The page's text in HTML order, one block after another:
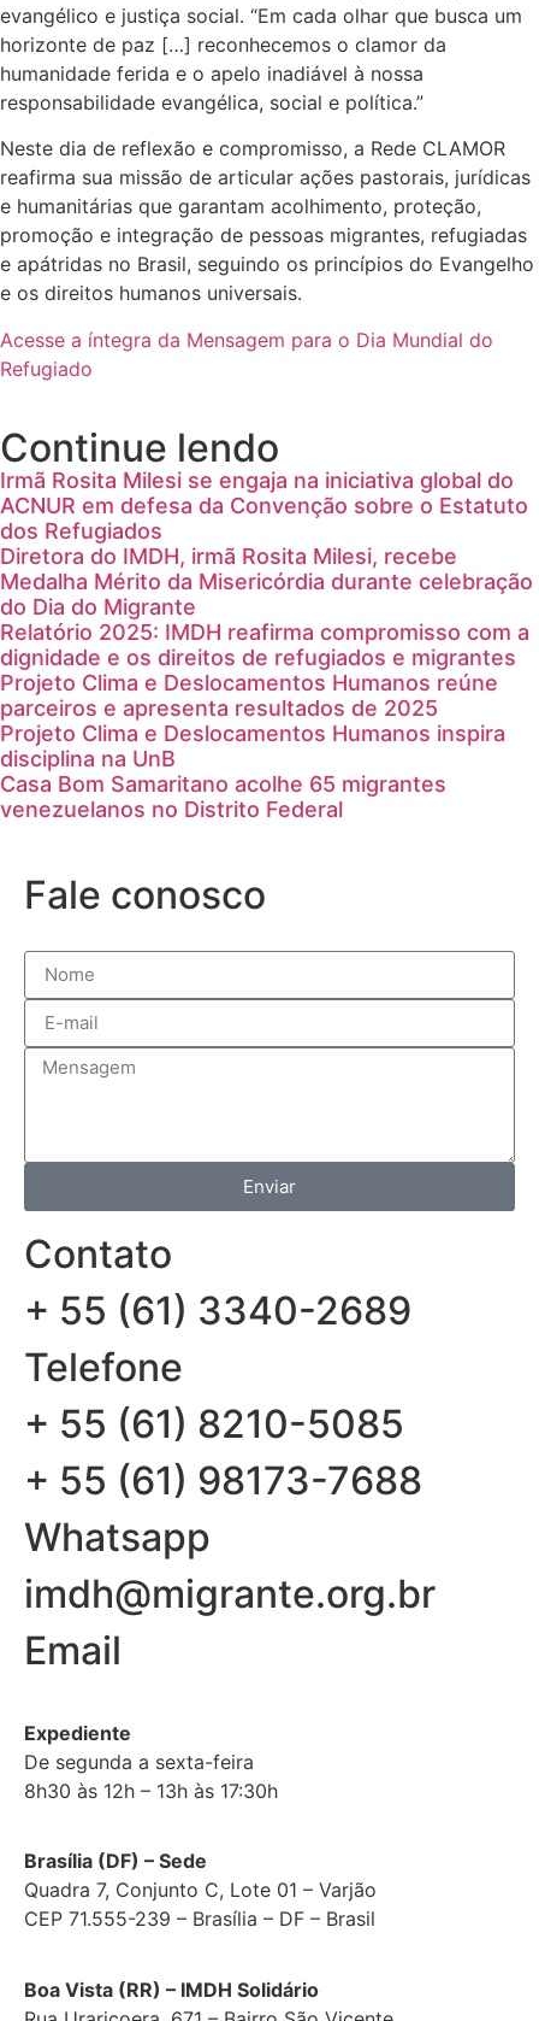
evangélico e justiça social. “Em cada olhar que busca um
horizonte de paz […] reconhecemos o clamor da
humanidade ferida e o apelo inadiável à nossa
responsabilidade evangélica, social e política.”
Neste dia de reflexão e compromisso, a Rede CLAMOR
reafirma sua missão de articular ações pastorais, jurídicas
e humanitárias que garantam acolhimento, proteção,
promoção e integração de pessoas migrantes, refugiadas
e apátridas no Brasil, seguindo os princípios do Evangelho
e os direitos humanos universais.
Acesse a íntegra da Mensagem para o Dia Mundial do
Refugiado
Continue lendo
Irmã Rosita Milesi se engaja na iniciativa global do
ACNUR em defesa da Convenção sobre o Estatuto
dos Refugiados
Diretora do IMDH, irmã Rosita Milesi, recebe
Medalha Mérito da Misericórdia durante celebração
do Dia do Migrante
Relatório 2025: IMDH reafirma compromisso com a
dignidade e os direitos de refugiados e migrantes
Projeto Clima e Deslocamentos Humanos reúne
parceiros e apresenta resultados de 2025
Projeto Clima e Deslocamentos Humanos inspira
disciplina na UnB
Casa Bom Samaritano acolhe 65 migrantes
venezuelanos no Distrito Federal
Fale conosco
Enviar
Contato
+ 55 (61) 3340-2689
Telefone
+ 55 (61) 8210-5085
+ 55 (61) 98173-7688
Whatsapp
imdh@migrante.org.br
Email
Expediente
De segunda a sexta-feira
8h30 às 12h – 13h às 17:30h
Brasília (DF) – Sede
Quadra 7, Conjunto C, Lote 01 – Varjão
CEP 71.555-239 – Brasília – DF – Brasil
Boa Vista (RR) – IMDH Solidário